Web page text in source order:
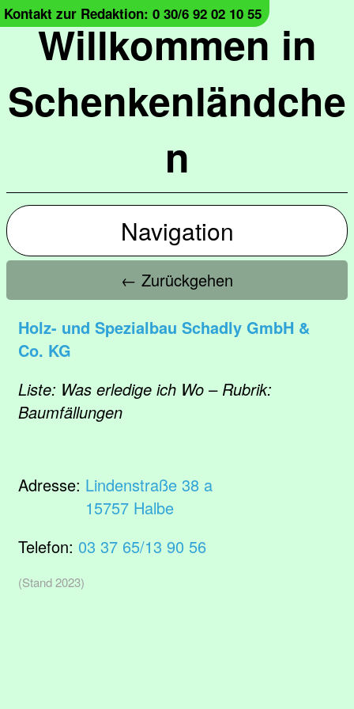
Willkommen in
Schenkenländche
n
Kontakt zur Redaktion: 0 30/6 92 02 10 55
Navigation
← Zurückgehen
Holz- und Spezialbau Schadly GmbH &
Co. KG
Liste: Was erledige ich Wo – Rubrik:
Baumfällungen
Adresse: Lindenstraße 38 a
15757 Halbe
Telefon: 03 37 65/13 90 56
(Stand 2023)